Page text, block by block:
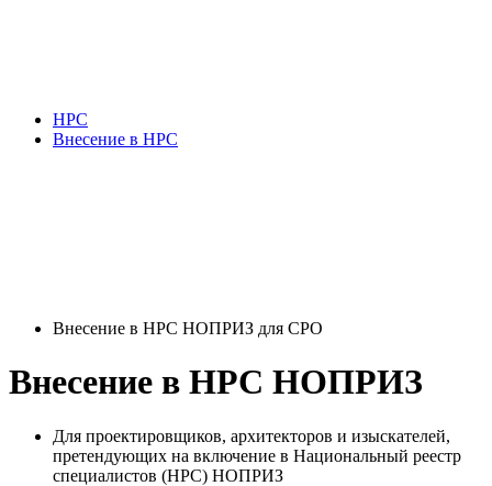
НРС
Внесение в НРС
Внесение в НРС НОПРИЗ для СРО
Внесение в НРС НОПРИЗ
Для проектировщиков, архитекторов и изыскателей,
претендующих на включение в Национальный реестр
специалистов (НРС) НОПРИЗ